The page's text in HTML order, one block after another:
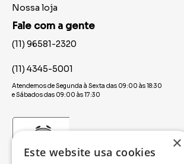
Nossa loja
Fale com a gente
(11) 96581-2320
(11) 4345-5001
Atendemos de Segunda à Sexta das 09:00 às 18:30
e Sábados das 09:00 às 17:30
×
Este website usa cookies